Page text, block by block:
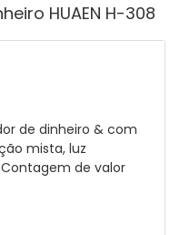
HUAEN H-308